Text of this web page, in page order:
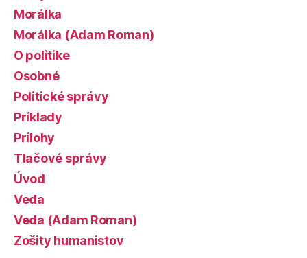
Morálka
Morálka (Adam Roman)
O politike
Osobné
Politické správy
Príklady
Prílohy
Tlačové správy
Úvod
Veda
Veda (Adam Roman)
Zošity humanistov